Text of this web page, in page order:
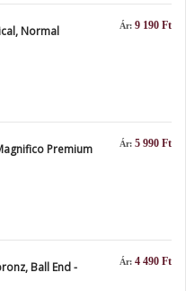
Ár: 9 190 Ft
Normal
Ár: 5 990 Ft
Premium
Ár: 4 490 Ft
Ball End -